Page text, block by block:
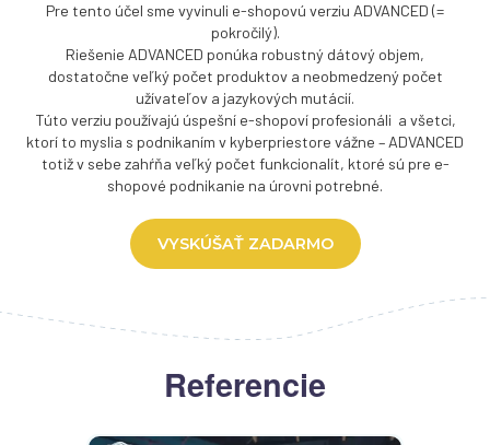
Pre tento účel sme vyvinuli e-shopovú verziu ADVANCED (=
pokročilý).
Riešenie ADVANCED ponúka robustný dátový objem,
dostatočne veľký počet produktov a neobmedzený počet
užívateľov a jazykových mutácií.
Túto verziu používajú úspešní e-shopoví profesionáli a všetci,
ktorí to myslia s podnikaním v kyberpriestore vážne – ADVANCED
totiž v sebe zahŕňa veľký počet funkcionalít, ktoré sú pre e-
shopové podnikanie na úrovni potrebné.
VYSKÚŠAŤ ZADARMO
Referencie